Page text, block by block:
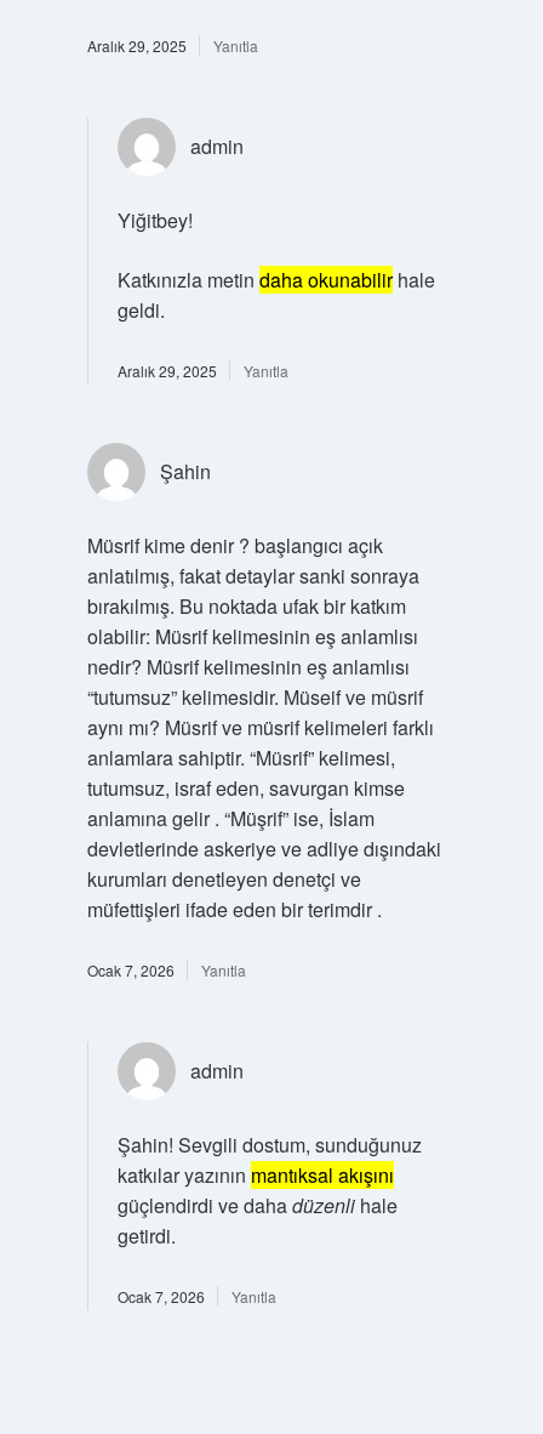
Aralık 29, 2025 Yanıtla
admin
Yiğitbey!
Katkınızla metin daha okunabilirhale
geldi.
Aralık 29, 2025 Yanıtla
Şahin
Müsrif kime denir ? başlangıcı açık
anlatılmış, fakat detaylar sanki sonraya
bırakılmış. Bu noktada ufak bir katkım
olabilir: Müsrif kelimesinin eş anlamlısı
nedir? Müsrif kelimesinin eş anlamlısı
“tutumsuz” kelimesidir. Müseif ve müsrif
aynı mı? Müsrif ve müsrif kelimeleri farklı
anlamlara sahiptir. “Müsrif” kelimesi,
tutumsuz, israf eden, savurgan kimse
anlamına gelir . “Müşrif” ise, İslam
devletlerinde askeriye ve adliye dışındaki
kurumları denetleyen denetçi ve
müfettişleri ifade eden bir terimdir .
Ocak 7, 2026 Yanıtla
admin
Şahin! Sevgili dostum, sunduğunuz
katkılar yazının mantıksal akışını
güçlendirdi ve dahadüzenlihale
getirdi.
Ocak 7, 2026 Yanıtla